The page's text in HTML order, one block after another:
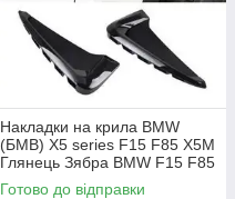
Накладки на крила BMW
(БМВ) X5 series F15 F85 X5M
Глянець Зябра BMW F15 F85
X5M
Готово до відправки